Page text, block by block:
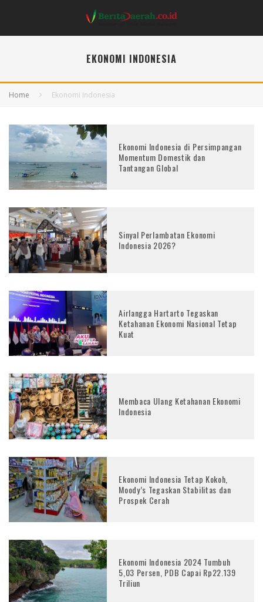
EKONOMI INDONESIA
Home Ekonomi Indonesia
Ekonomi Indonesia di Persimpangan
Momentum Domestik dan
Tantangan Global
Sinyal Perlambatan Ekonomi
Indonesia 2026?
Airlangga Hartarto Tegaskan
Ketahanan Ekonomi Nasional Tetap
Kuat
Membaca Ulang Ketahanan Ekonomi
Indonesia
Ekonomi Indonesia Tetap Kokoh,
Moody’s Tegaskan Stabilitas dan
Prospek Cerah
Ekonomi Indonesia 2024 Tumbuh
5,03 Persen, PDB Capai Rp22.139
Triliun